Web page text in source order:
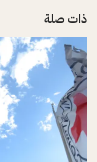
ذات صلة